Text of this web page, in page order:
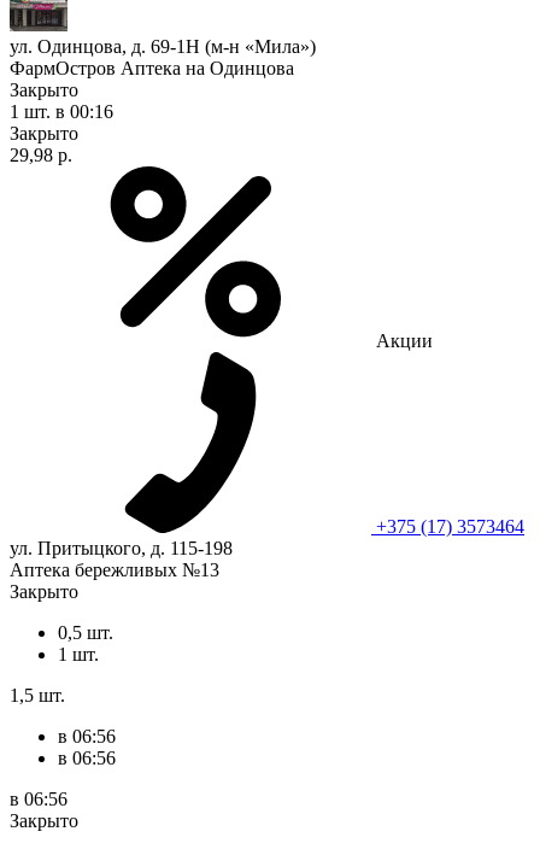
ул. Одинцова, д. 69-1Н (м-н «Мила»)
ФармОстров Аптека на Одинцова
Закрыто
1 шт. в 00:16
Закрыто
29,98 р.
Акции
+375 (17) 3573464
ул. Притыцкого, д. 115-198
Аптека бережливых №13
Закрыто
0,5 шт.
1 шт.
1,5 шт.
в 06:56
в 06:56
в 06:56
Закрыто